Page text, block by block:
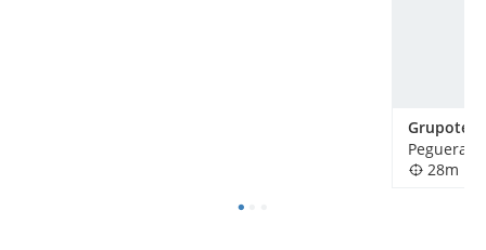
Grupotel
Peguera,
28m